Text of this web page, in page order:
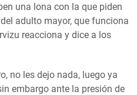
una lona con la que piden
adulto mayor, que funciona
reacciona y dice a los
no les dejo nada, luego ya
embargo ante la presión de